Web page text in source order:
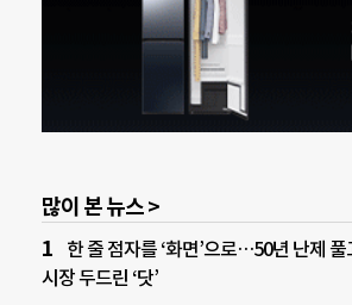
많이 본 뉴스 >
한 줄 점자를 ‘화면’으로…50년 난제 풀
시장 두드린 ‘닷’